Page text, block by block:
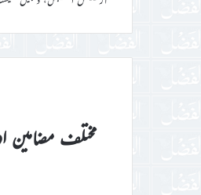
مختلف مضامین